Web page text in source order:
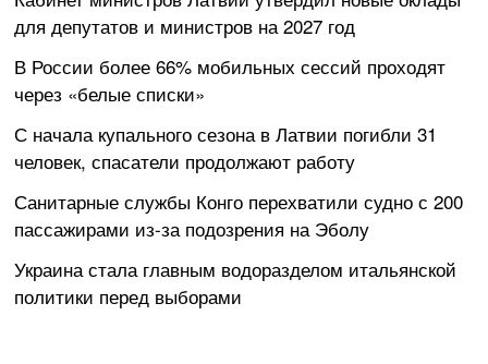
для депутатов и министров на 2027 год
В России более 66% мобильных сессий проходят
через «белые списки»
С начала купального сезона в Латвии погибли 31
человек, спасатели продолжают работу
Санитарные службы Конго перехватили судно с 200
пассажирами из-за подозрения на Эболу
Украина стала главным водоразделом итальянской
политики перед выборами